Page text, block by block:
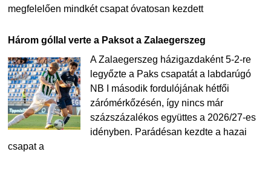
megfelelően mindkét csapat óvatosan kezdett
Három góllal verte a Paksot a Zalaegerszeg
A Zalaegerszeg házigazdaként 5-2-re
legyőzte a Paks csapatát a labdarúgó
NB I második fordulójának hétfői
zárómérkőzésén, így nincs már
százszázalékos együttes a 2026/27-es
idényben. Parádésan kezdte a hazai
csapat a